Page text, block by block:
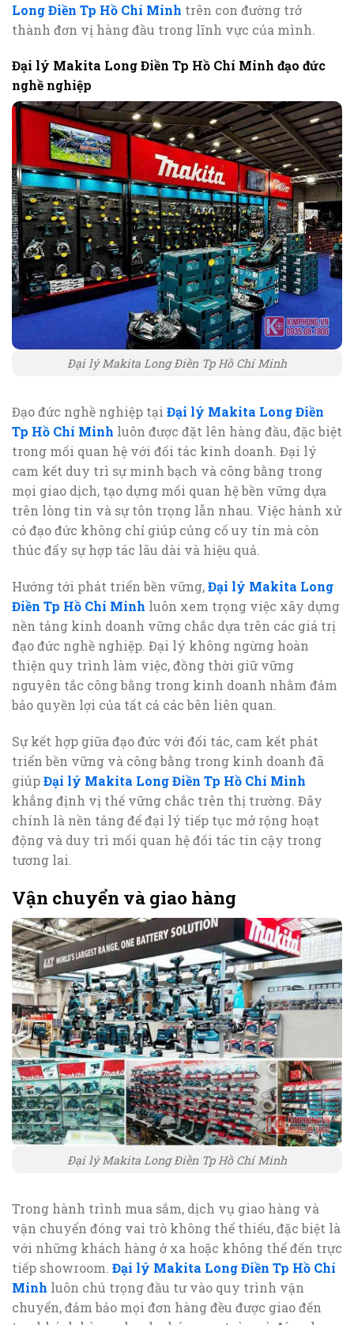
Long Điền Tp Hồ Chí Minh trên con đường trở
thành đơn vị hàng đầu trong lĩnh vực của mình.
Đại lý Makita Long Điền Tp Hồ Chí Minh đạo đức
nghề nghiệp
Đại lý Makita Long Điền Tp Hồ Chí Minh
Đạo đức nghề nghiệp tại Đại lý Makita Long Điền
Tp Hồ Chí Minh luôn được đặt lên hàng đầu, đặc biệt
trong mối quan hệ với đối tác kinh doanh. Đại lý
cam kết duy trì sự minh bạch và công bằng trong
mọi giao dịch, tạo dựng mối quan hệ bền vững dựa
trên lòng tin và sự tôn trọng lẫn nhau. Việc hành xử
có đạo đức không chỉ giúp củng cố uy tín mà còn
thúc đẩy sự hợp tác lâu dài và hiệu quả.
Hướng tới phát triển bền vững,Đại lý Makita Long
Điền Tp Hồ Chí Minh luôn xem trọng việc xây dựng
nền tảng kinh doanh vững chắc dựa trên các giá trị
đạo đức nghề nghiệp. Đại lý không ngừng hoàn
thiện quy trình làm việc, đồng thời giữ vững
nguyên tắc công bằng trong kinh doanh nhằm đảm
bảo quyền lợi của tất cả các bên liên quan.
Sự kết hợp giữa đạo đức với đối tác, cam kết phát
triển bền vững và công bằng trong kinh doanh đã
giúpĐại lý Makita Long Điền Tp Hồ Chí Minh
khẳng định vị thế vững chắc trên thị trường. Đây
chính là nền tảng để đại lý tiếp tục mở rộng hoạt
động và duy trì mối quan hệ đối tác tin cậy trong
tương lai.
Vận chuyển và giao hàng
Đại lý Makita Long Điền Tp Hồ Chí Minh
Trong hành trình mua sắm, dịch vụ giao hàng và
vận chuyển đóng vai trò không thể thiếu, đặc biệt là
với những khách hàng ở xa hoặc không thể đến trực
tiếp showroom. Đại lý Makita Long Điền Tp Hồ Chí
Minh luôn chú trọng đầu tư vào quy trình vận
chuyển, đảm bảo mọi đơn hàng đều được giao đến